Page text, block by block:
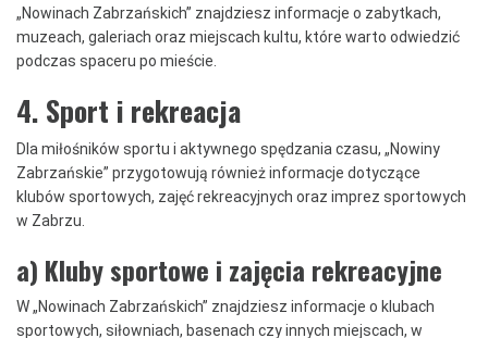
„Nowinach Zabrzańskich” znajdziesz informacje o zabytkach,
muzeach, galeriach oraz miejscach kultu, które warto odwiedzić
podczas spaceru po mieście.
4. Sport i rekreacja
Dla miłośników sportu i aktywnego spędzania czasu, „Nowiny
Zabrzańskie” przygotowują również informacje dotyczące
klubów sportowych, zajęć rekreacyjnych oraz imprez sportowych
w Zabrzu.
a) Kluby sportowe i zajęcia rekreacyjne
W „Nowinach Zabrzańskich” znajdziesz informacje o klubach
sportowych, siłowniach, basenach czy innych miejscach, w